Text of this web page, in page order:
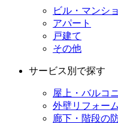
ビル・マンシ
アパート
戸建て
その他
サービス別で探す
屋上・バルコ
外壁リフォー
廊下・階段の